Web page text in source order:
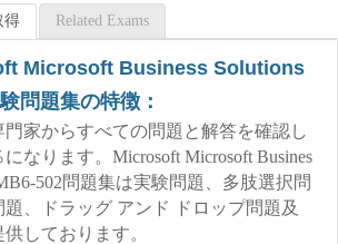
得 Related Exams
Microsoft Business Solutions
問題集の特徴：
門家からすべての問題と解答を確認し
なります。Microsoft Microsoft Busines
502問題集は実験問題、多肢選択問
、ドラッグ アンド ドロップ問題及
しております。